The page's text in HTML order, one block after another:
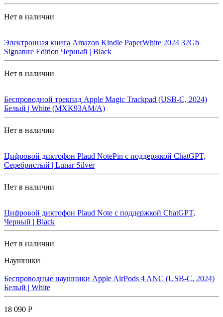
Нет в наличии
Электронная книга Amazon Kindle PaperWhite 2024 32Gb
Signature Edition Черный | Black
Нет в наличии
Беспроводной трекпад Apple Magic Trackpad (USB-C, 2024)
Белый | White (MXK93AM/A)
Нет в наличии
Цифровой диктофон Plaud NotePin с поддержкой ChatGPT,
Серебристый | Lunar Silver
Нет в наличии
Цифровой диктофон Plaud Note с поддержкой ChatGPT,
Черный | Black
Нет в наличии
Наушники
Беспроводные наушники Apple AirPods 4 ANC (USB-C, 2024)
Белый | White
18 090 Р